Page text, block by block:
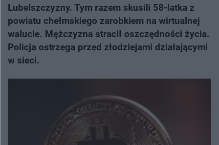
Lubelszczyzny. Tym razem skusili 58-latka z
powiatu chełmskiego zarobkiem na wirtualnej
walucie. Mężczyzna stracił oszczędności życia.
Policja ostrzega przed złodziejami działającymi
w sieci.